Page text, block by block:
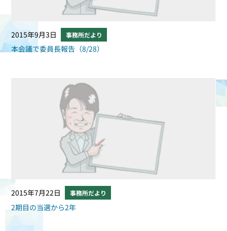
2015年9月3日 事務所だより
本会議で委員長報告（8/28）
2015年7月22日 事務所だより
2期目の当選から2年